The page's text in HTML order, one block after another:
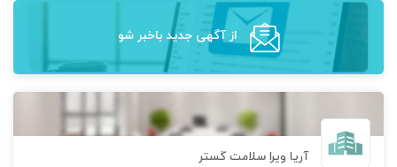
از آگهی‌ جدید باخبر شو
آریا ویرا سلامت گستر